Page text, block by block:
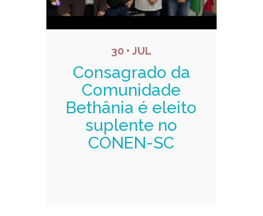
30 • JUL
Consagrado da
Comunidade
Bethânia é eleito
suplente no
CONEN-SC